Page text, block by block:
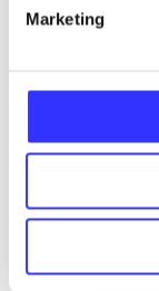
Marketing
...
...